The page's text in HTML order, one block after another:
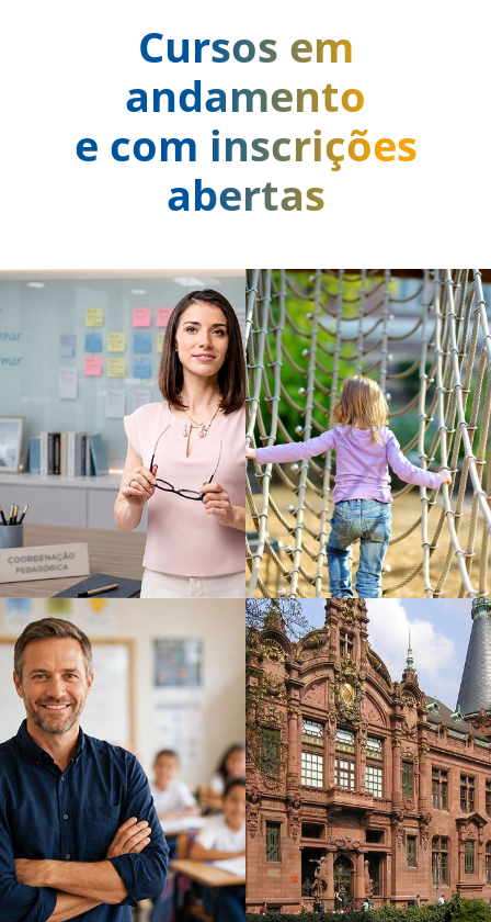
Cursos em
andamento
e com inscrições
abertas